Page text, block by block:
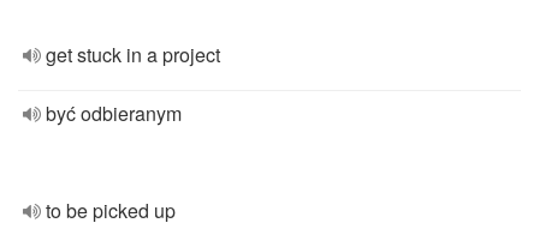
get stuck in a project
być odbieranym
to be picked up